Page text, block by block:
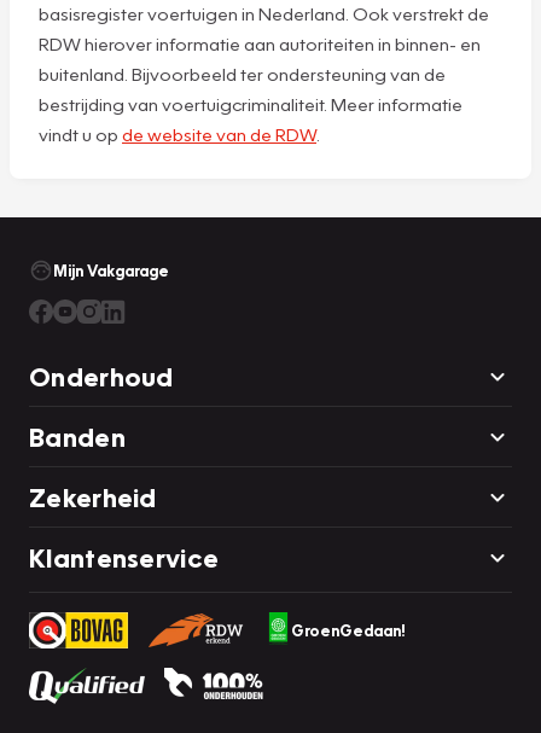
basisregister voertuigen in Nederland. Ook verstrekt de
RDW hierover informatie aan autoriteiten in binnen- en
buitenland. Bijvoorbeeld ter ondersteuning van de
bestrijding van voertuigcriminaliteit. Meer informatie
vindt u op de website van de RDW.
Mijn Vakgarage
Onderhoud
Banden
Zekerheid
Klantenservice
GroenGedaan!